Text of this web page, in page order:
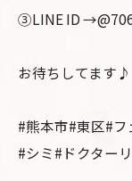
③LINE ID
お待ちしてます♪
#熊本市#東区#
#シミ#ドクター